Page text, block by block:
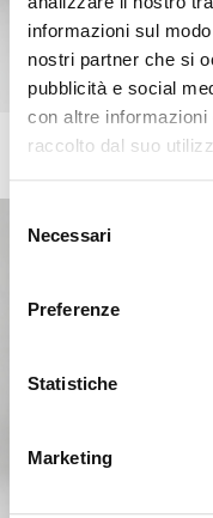
informazioni sul
nostri partner che si
pubblicità e social
con altre
raccolto dal suo
delNecessari
Preferenze
Statistiche
Marketing
BOSTON
Es scheint,
Möchten Sie zur